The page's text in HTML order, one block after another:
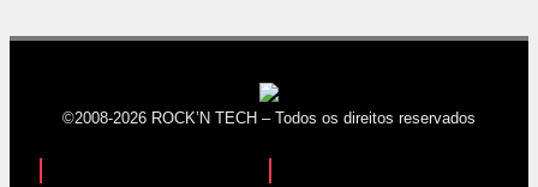
©2008-2026 ROCK’N TECH – Todos os direitos reservados